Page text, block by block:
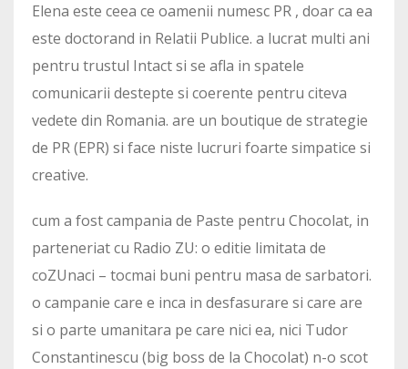
Elena este ceea ce oamenii numesc PR , doar ca ea
este doctorand in Relatii Publice. a lucrat multi ani
pentru trustul Intact si se afla in spatele
comunicarii destepte si coerente pentru citeva
vedete din Romania. are un boutique de strategie
de PR (EPR) si face niste lucruri foarte simpatice si
creative.
cum a fost campania de Paste pentru Chocolat, in
parteneriat cu Radio ZU: o editie limitata de
coZUnaci – tocmai buni pentru masa de sarbatori.
o campanie care e inca in desfasurare si care are
si o parte umanitara pe care nici ea, nici Tudor
Constantinescu (big boss de la Chocolat) n-o scot